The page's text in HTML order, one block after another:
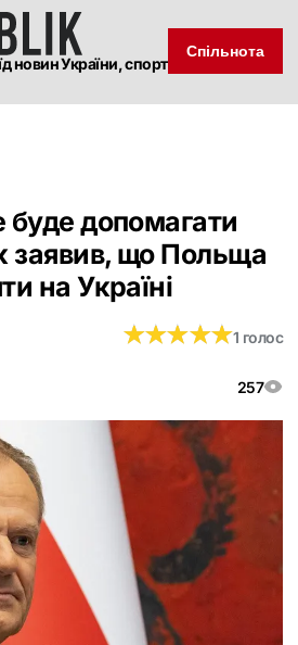
новин України, спорт
Спільнота
допомагати
заявив, що Польща
на Україні
257
★★★★★
★★★★★1 голос